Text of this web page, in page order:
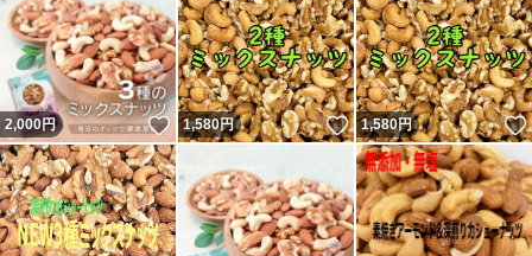
2,000円 いいね！
1,580円 いいね！
1,580円